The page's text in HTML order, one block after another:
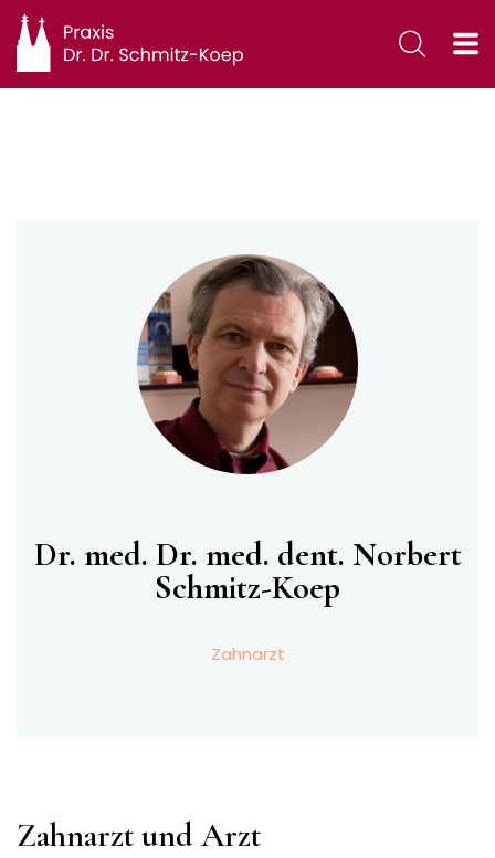
Dr. med. Dr. med. dent. Norbert
Schmitz-Koep
Zahnarzt
Zahnarzt und Arzt